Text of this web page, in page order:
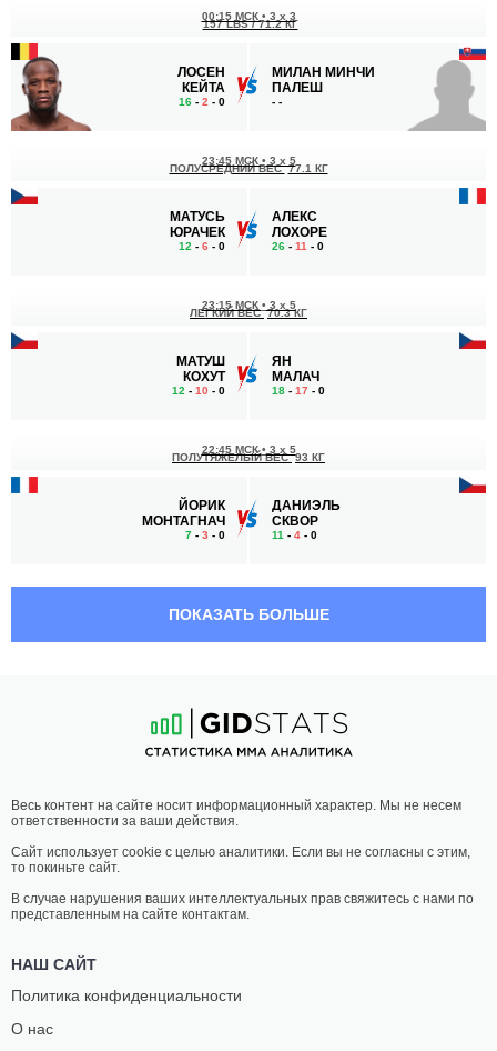
ЛОСЕН
КЕЙТА
16 - 2 - 0
00:15 МСК • 3 x 3
157 LBS / 71.2 КГ
МИЛАН МИНЧИ
ПАЛЕШ
- -
МАТУСЬ
ЮРАЧЕК
12 - 6 - 0
23:45 МСК • 3 x 5
ПОЛУСРЕДНИЙ ВЕС 77.1 КГ
АЛЕКС
ЛОХОРЕ
26 - 11 - 0
МАТУШ
КОХУТ
12 - 10 - 0
23:15 МСК • 3 x 5
ЛЕГКИЙ ВЕС 70.3 КГ
ЯН
МАЛАЧ
18 - 17 - 0
ЙОРИК
МОНТАГНАЧ
7 - 3 - 0
22:45 МСК• 3 x 5
ПОЛУТЯЖЕЛЫЙ ВЕС 93 КГ
ДАНИЭЛЬ
СКВОР
11 - 4 - 0
ДОНАЛ
13-7- 0
21:45 МСК•
ПОЛУЛЕГКИЙ ВЕС 65.8 КГ
ВИЛА
ПОКАЗАТЬ БОЛЬШЕ
Весь контент на сайте носит информационный характер. Мы не несем
ответственности за ваши действия.
Сайт использует cookie с целью аналитики. Если вы не согласны с этим,
то покиньте сайт.
В случае нарушения ваших интеллектуальных прав свяжитесь с нами по
представленным на сайте контактам.
НАШ САЙТ
Политика конфиденциальности
О нас